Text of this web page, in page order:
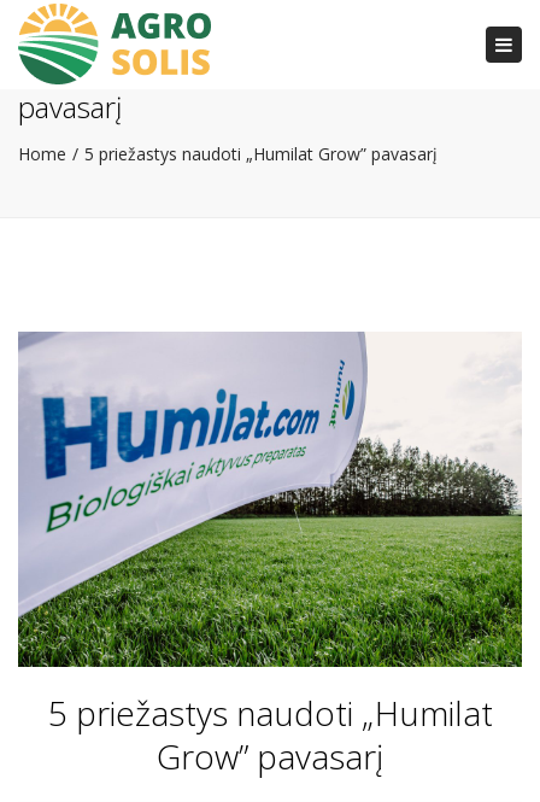
5 priežastys naudoti „Humilat Grow”
pavasarį
Home 5 priežastys naudoti „Humilat Grow” pavasarį
5 priežastys naudoti „Humilat
Grow” pavasarį